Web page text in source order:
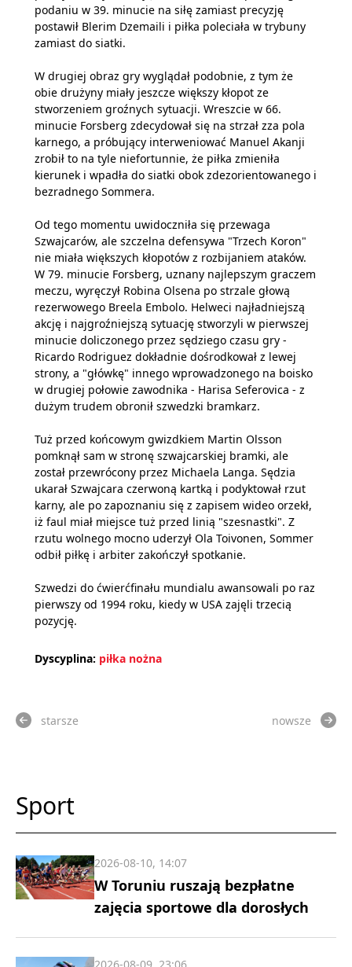
podaniu w 39. minucie na siłę zamiast precyzję
postawił Blerim Dzemaili i piłka poleciała w trybuny
zamiast do siatki.
W drugiej obraz gry wyglądał podobnie, z tym że
obie drużyny miały jeszcze większy kłopot ze
stworzeniem groźnych sytuacji. Wreszcie w 66.
minucie Forsberg zdecydował się na strzał zza pola
karnego, a próbujący interweniować Manuel Akanji
zrobił to na tyle niefortunnie, że piłka zmieniła
kierunek i wpadła do siatki obok zdezorientowanego i
bezradnego Sommera.
Od tego momentu uwidoczniła się przewaga
Szwajcarów, ale szczelna defensywa "Trzech Koron"
nie miała większych kłopotów z rozbijaniem ataków.
W 79. minucie Forsberg, uznany najlepszym graczem
meczu, wyręczył Robina Olsena po strzale głową
rezerwowego Breela Embolo. Helweci najładniejszą
akcję i najgroźniejszą sytuację stworzyli w pierwszej
minucie doliczonego przez sędziego czasu gry -
Ricardo Rodriguez dokładnie dośrodkował z lewej
strony, a "główkę" innego wprowadzonego na boisko
w drugiej połowie zawodnika - Harisa Seferovica - z
dużym trudem obronił szwedzki bramkarz.
Tuż przed końcowym gwizdkiem Martin Olsson
pomknął sam w stronę szwajcarskiej bramki, ale
został przewrócony przez Michaela Langa. Sędzia
ukarał Szwajcara czerwoną kartką i podyktował rzut
karny, ale po zapoznaniu się z zapisem wideo orzekł,
iż faul miał miejsce tuż przed linią "szesnastki". Z
rzutu wolnego mocno uderzył Ola Toivonen, Sommer
odbił piłkę i arbiter zakończył spotkanie.
Szwedzi do ćwierćfinału mundialu awansowali po raz
pierwszy od 1994 roku, kiedy w USA zajęli trzecią
pozycję.
Dyscyplina: piłka nożna
starsze nowsze
Sport
W Toruniu ruszają bezpłatne
zajęcia sportowe dla dorosłych
2026-08-10, 14:07